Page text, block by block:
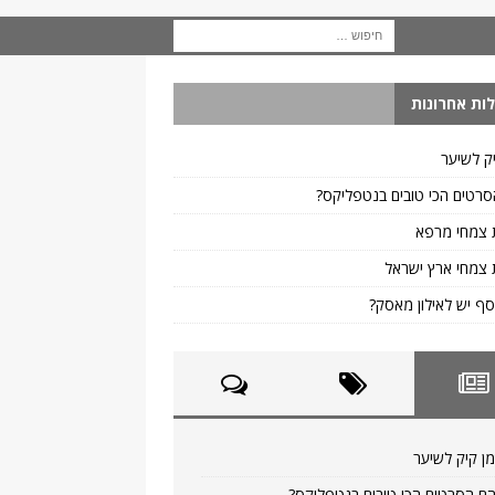
אחרונות
לשיער
הכי טובים בנטפליקס?
צמחי מרפא
צמחי ארץ ישראל
יש לאילון מאסק?
קיק לשיער